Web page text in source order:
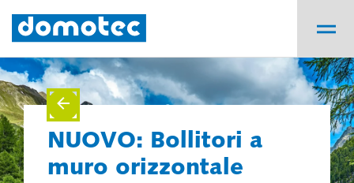
NUOVO: Bollitori a
muro orizzontale